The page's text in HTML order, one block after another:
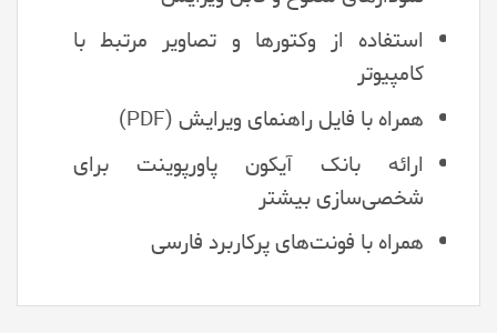
استفاده از وکتورها و تصاویر مرتبط با
کامپیوتر
همراه با فایل راهنمای ویرایش (PDF)
ارائه بانک آیکون پاورپوینت برای
شخصی‌سازی بیشتر
همراه با فونت‌های پرکاربرد فارسی